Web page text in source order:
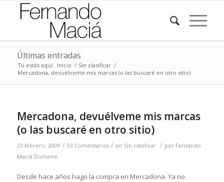
Últimas entradas
Tú estás aquí: Inicio / Sin clasificar /
Mercadona, devuélveme mis marcas (o las buscaré en otro sitio)
Mercadona, devuélveme mis marcas
(o las buscaré en otro sitio)
23 febrero, 2009 / 53 Comentarios / en Sin clasificar / por Fernando
Maciá Domene
Desde hace años hago la compra en Mercadona. Ya no.